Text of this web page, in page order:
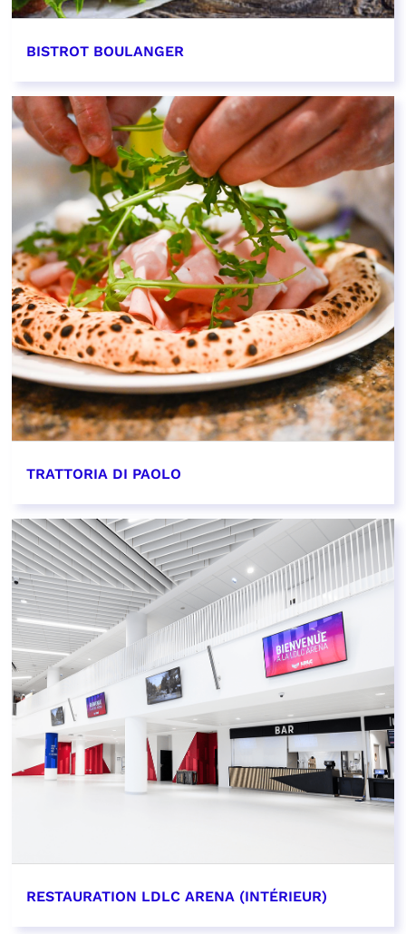
BISTROT BOULANGER
EN SAVOIR PLUS
TRATTORIA DI PAOLO
EN SAVOIR PLUS
RESTAURATION LDLC ARENA (INTÉRIEUR)